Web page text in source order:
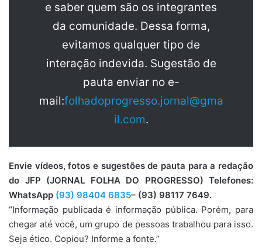
e saber quem são os integrantes
da comunidade. Dessa forma,
evitamos qualquer tipo de
interação indevida. Sugestão de
pauta enviar no e-
mail:folhadoprogresso.jornal@gma
il.com.
Envie vídeos, fotos e sugestões de pauta para a redação
do JFP (JORNAL FOLHA DO PROGRESSO) Telefones:
WhatsApp (93) 98404 6835– (93) 98117 7649.
“Informação publicada é informação pública. Porém, para
chegar até você, um grupo de pessoas trabalhou para isso.
Seja ético. Copiou? Informe a fonte.”